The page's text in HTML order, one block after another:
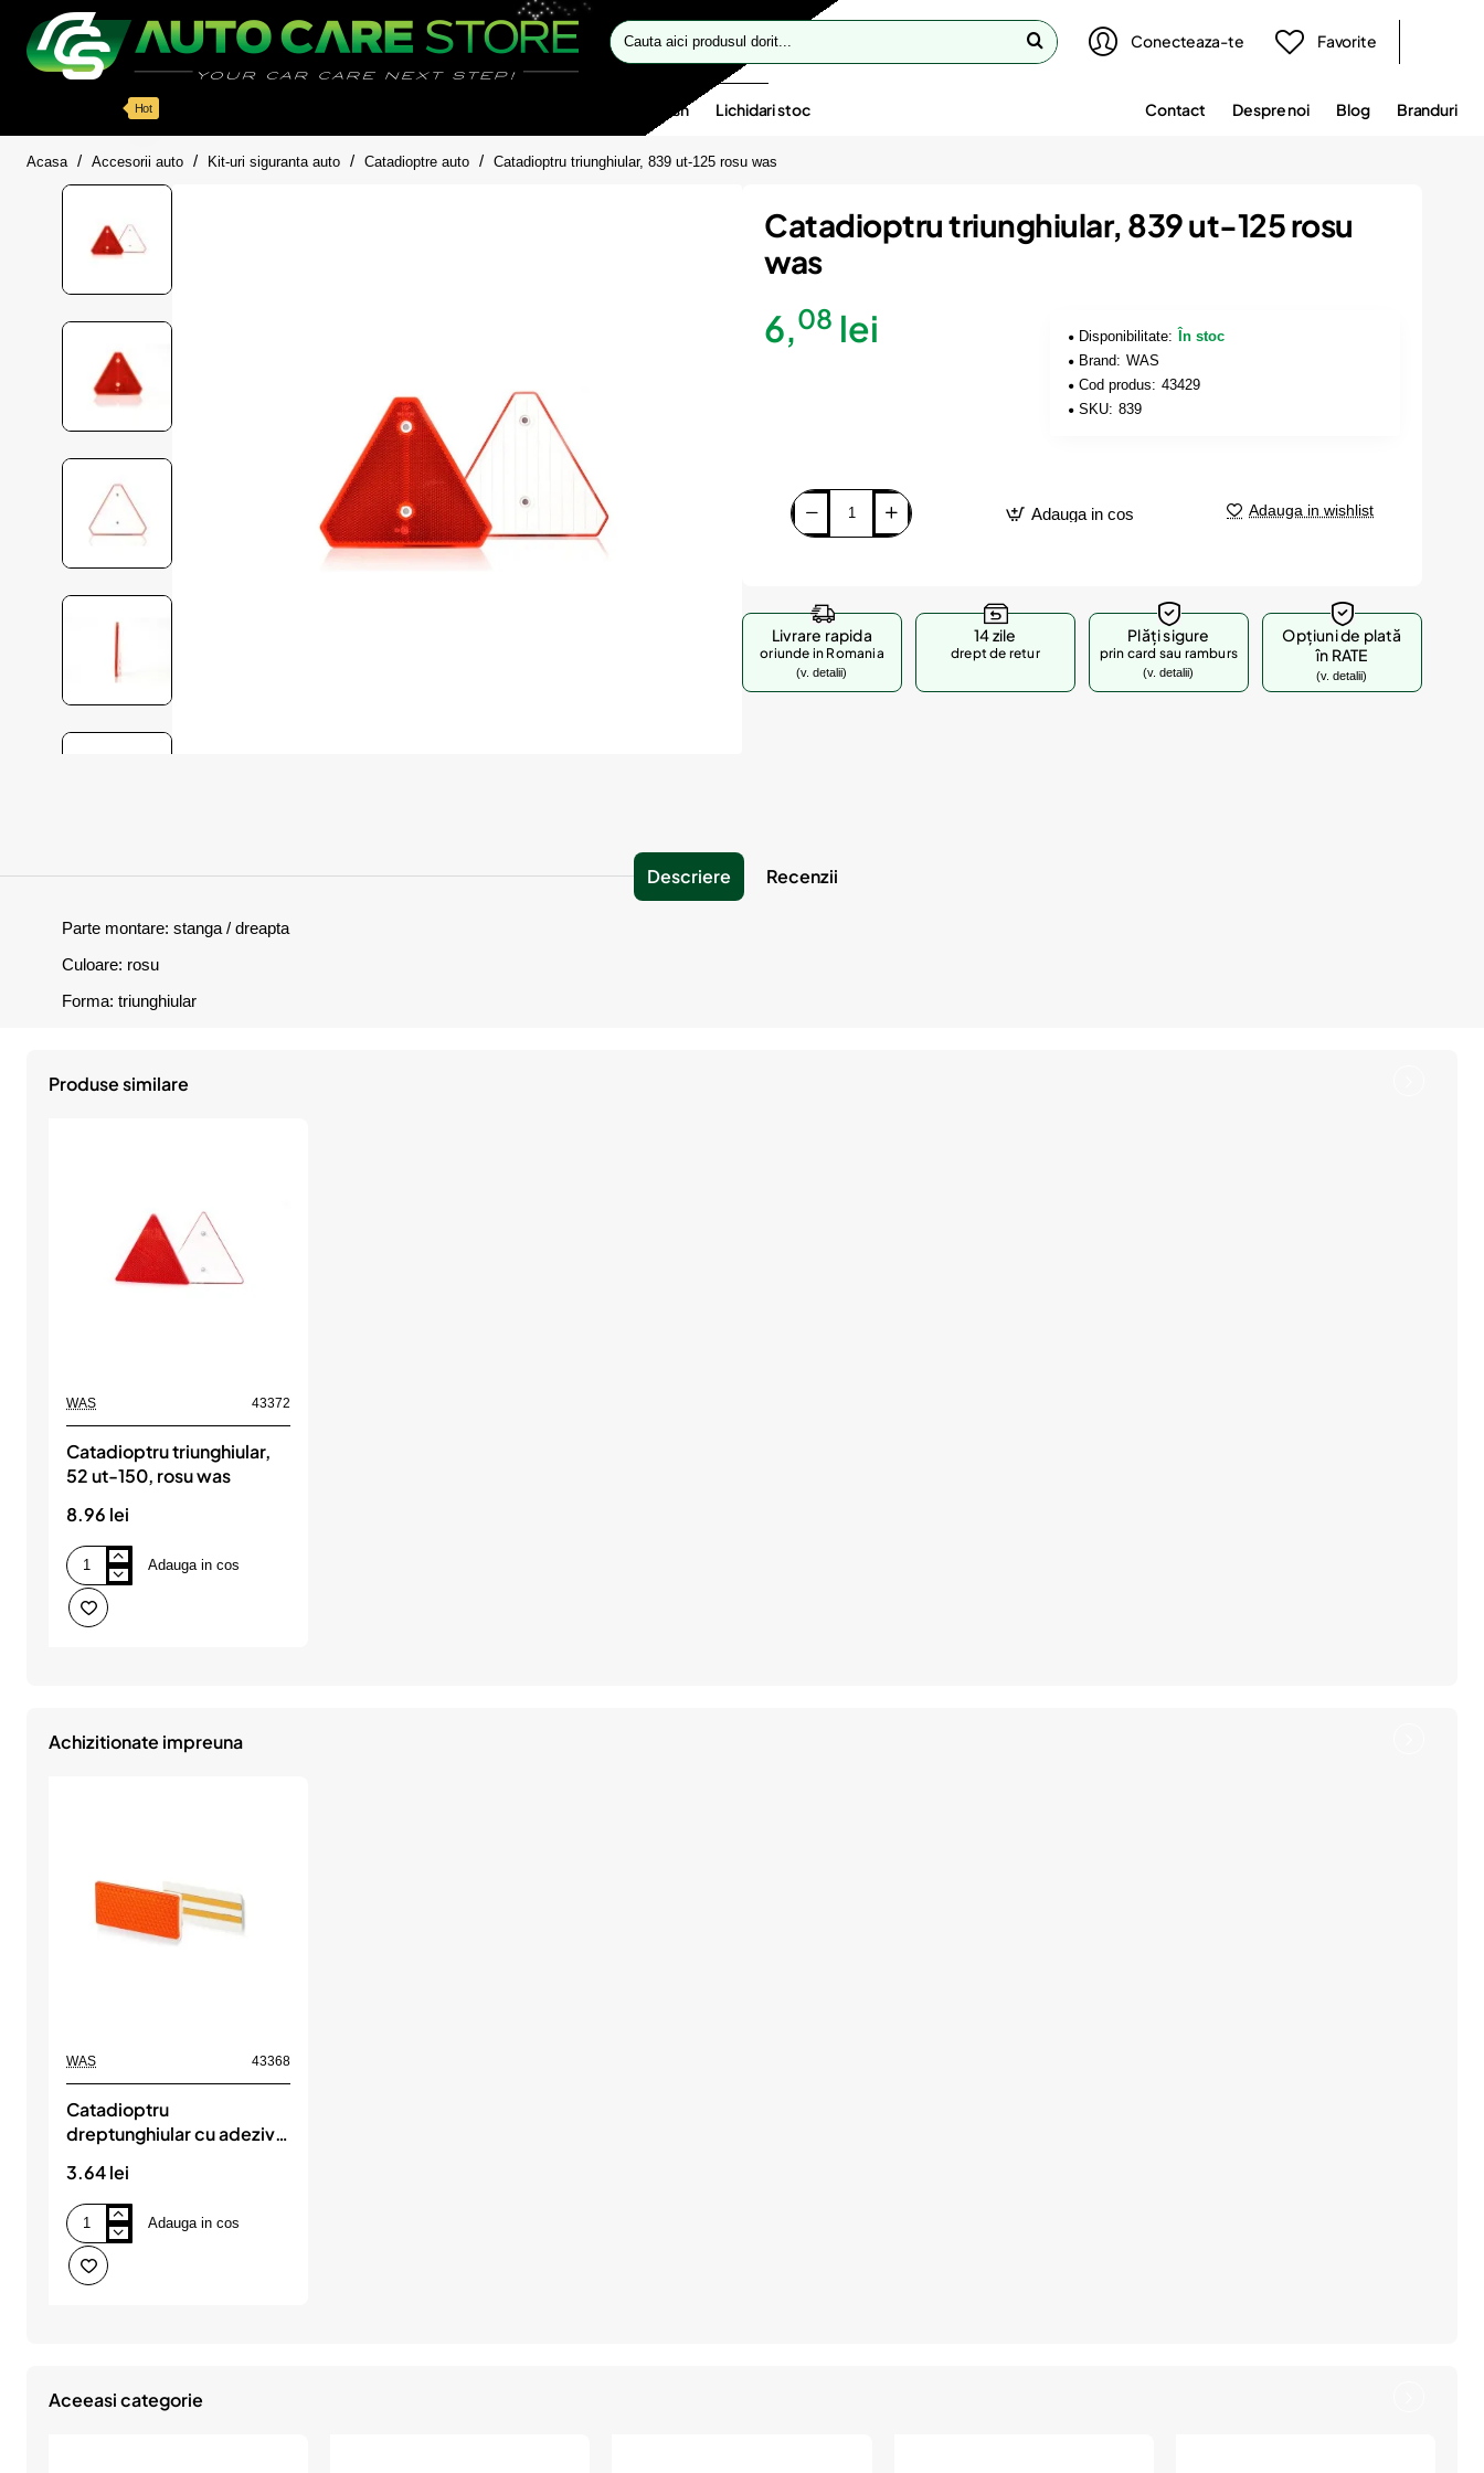
Cauta
aici
Conecteaza-te Favorite
Hot Oferte flash Lichidari stoc Contact Despre noi Blog Branduri
Acasa homeAccesorii auto Kit-uri siguranta auto Catadioptre auto Catadioptru triunghiular, 839 ut-125 rosu was
Catadioptru triunghiular, 839 ut-125 rosu
was
6,08 lei Disponibilitate:
În stoc
Brand: WAS
Cod produs: 43429
SKU: 839
Adauga in cos Adauga in wishlist
Livrare rapida
oriunde in Romania
(v. detalii)
14 zile
drept de retur
Plăți sigure
prin card sau ramburs
(v. detalii)
Opțiuni de plată
în RATE
(v. detalii)
Descriere Recenzii
Parte montare: stanga / dreapta
Culoare: rosu
Forma: triunghiular
Produse similare
WAS 43372
Catadioptru triunghiular,
52 ut-150, rosu was
8.96 lei
Catadioptru
triunghiular,
52
ut-
Adauga in cos
Achizitionate impreuna
WAS 43368
Catadioptru
dreptunghiular cu adeziv,
portocaliu was
3.64 lei
Catadioptru
dreptunghiular
cu
adeziv,
Adauga in cos
Aceeasi categorie